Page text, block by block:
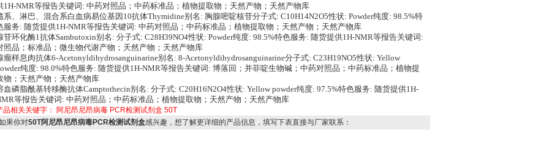
1H-NMR等报告关键词: 中药对照品；中药标准品；植物提取物；天然产物；天然产物库
系、淋巴、混合系白血病易位基因10抗体Thymidine别名: 胸腺嘧啶核苷分子式: C10H14N2O5性状: Powder纯度: 98.5%特
服务: 随货提供1H-NMR等报告关键词: 中药对照品；中药标准品；植物提取物；天然产物；天然产物库
苷环化酶1抗体Sambutoxin别名: 分子式: C28H39NO4性状: Powder纯度: 98.5%特色服务: 随货提供1H-NMR等报告关键词:
照品；标准品；微生物代谢产物；天然产物；天然产物库
瘤样息肉抗体6-Acetonyldihydrosanguinarine别名: 8-Acetonyldihydrosanguinarine分子式: C23H19NO5性状: Yellow
纯度: 98.0%特色服务: 随货提供1H-NMR等报告关键词: 博落回；并菲啶生物碱；中药对照品；中药标准品；植物提
物；天然产物；天然产物库
血磷脂酰基转移酶抗体Camptothecin别名: 分子式: C20H16N2O4性状: Yellow powder纯度: 97.5%特色服务: 随货提供1H-
等报告关键词: 中药对照品；中药标准品；植物提取物；天然产物；天然产物库
品相关关键字： 阿尼昂尼昂病毒 PCR检测试剂盒 50T
你对50T阿尼昂尼昂病毒PCR检测试剂盒感兴趣，想了解更详细的产品信息，填写下表直接与厂家联系：